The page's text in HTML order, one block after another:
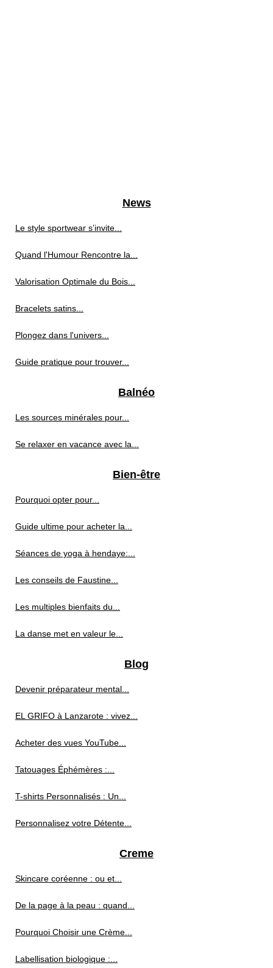
News
Le style sportwear s’invite...
Quand l'Humour Rencontre la...
Valorisation Optimale du Bois...
Bracelets satins...
Plongez dans l'univers...
Guide pratique pour trouver...
Balnéo
Les sources minérales pour...
Se relaxer en vacance avec la...
Bien-être
Pourquoi opter pour...
Guide ultime pour acheter la...
Séances de yoga à hendaye:...
Les conseils de Faustine...
Les multiples bienfaits du...
La danse met en valeur le...
Blog
Devenir préparateur mental...
EL GRIFO à Lanzarote : vivez...
Acheter des vues YouTube...
Tatouages Éphémères :...
T-shirts Personnalisés : Un...
Personnalisez votre Détente...
Creme
Skincare coréenne : ou et...
De la page à la peau : quand...
Pourquoi Choisir une Crème...
Labellisation biologique :...